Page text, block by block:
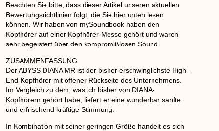
Beachten Sie bitte, dass dieser Artikel unseren aktuellen
Bewertungsrichtlinien folgt, die Sie hier unten lesen
können. Wir haben von mySoundbook haben den
Kopfhörer auf einer Kopfhörer-Messe gehört und waren
sehr begeistert über den kompromißlosen Sound.
ZUSAMMENFASSUNG
Der ABYSS DIANA MR ist der bisher erschwinglichste High-
End-Kopfhörer mit offener Rückseite des Unternehmens.
Im Vergleich zu dem, was ich bisher von DIANA-
Kopfhörern gehört habe, liefert er eine wunderbar sanfte
und erfrischend kräftige Stimmung.
In Kombination mit seiner geringen Größe handelt es sich